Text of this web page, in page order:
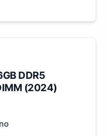
DDR5
(2024)